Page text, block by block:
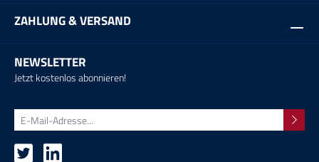
ZAHLUNG & VERSAND
NEWSLETTER
Jetzt kostenlos abonnieren!